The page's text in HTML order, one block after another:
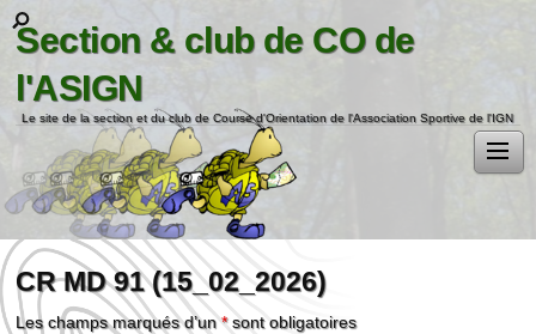
Section & club de CO de
l'ASIGN
Le site de la section et du club de Course d'Orientation de l'Association Sportive de l'IGN
CR MD 91 (15_02_2026)
Les champs marqués d’un*sont obligatoires